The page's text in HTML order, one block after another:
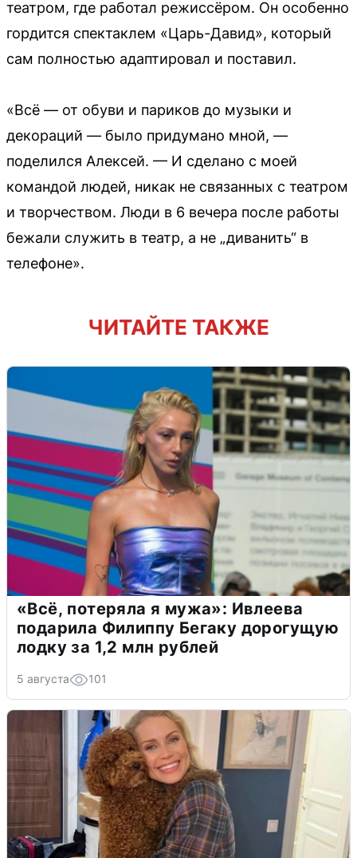
театром, где работал режиссёром. Он особенно
гордится спектаклем «Царь-Давид», который
сам полностью адаптировал и поставил.
«Всё — от обуви и париков до музыки и
декораций — было придумано мной, —
поделился Алексей. — И сделано с моей
командой людей, никак не связанных с театром
и творчеством. Люди в 6 вечера после работы
бежали служить в театр, а не „диванить“ в
телефоне».
ЧИТАЙТЕ ТАКЖЕ
«Всё, потеряла я мужа»: Ивлеева
подарила Филиппу Бегаку дорогущую
лодку за 1,2 млн рублей
5 августа 101